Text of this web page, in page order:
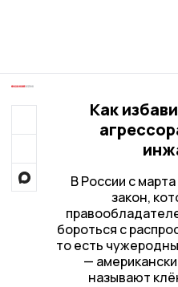
Как
В России с
закон,
бороться с
то есть
—
называют